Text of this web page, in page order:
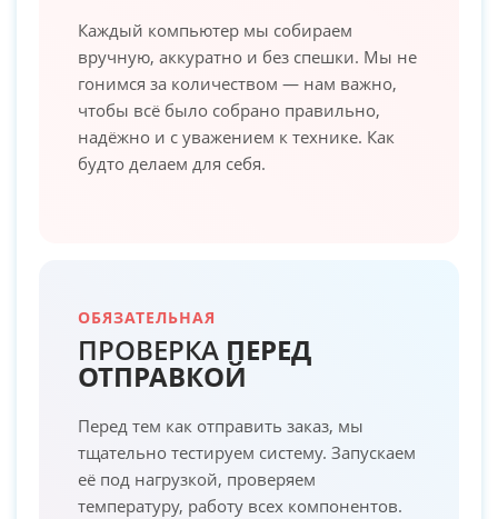
Каждый компьютер мы собираем
вручную, аккуратно и без спешки. Мы не
гонимся за количеством — нам важно,
чтобы всё было собрано правильно,
надёжно и с уважением к технике. Как
будто делаем для себя.
ОБЯЗАТЕЛЬНАЯ
ПРОВЕРКА ПЕРЕД
ОТПРАВКОЙ
Перед тем как отправить заказ, мы
тщательно тестируем систему. Запускаем
её под нагрузкой, проверяем
температуру, работу всех компонентов.